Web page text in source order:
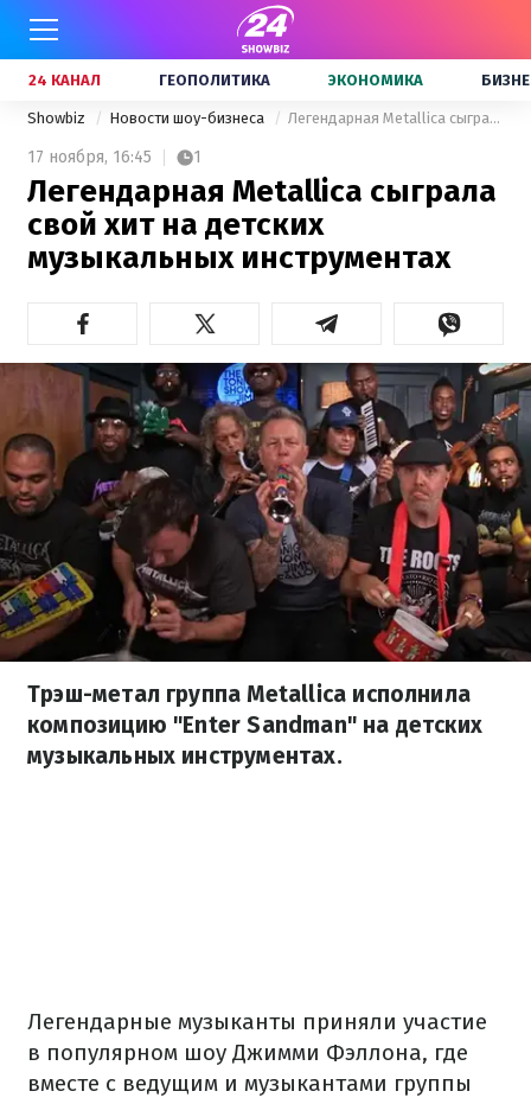
24 КАНАЛ ГЕОПОЛИТИКА ЭКОНОМИКА
Showbiz Новости шоу-бизнеса Легендарная Metallica сыграла свой хит на детских музыкальных инструментах
17 ноября, 16:45 1
Легендарная Metallica сыграла
свой хит на детских
музыкальных инструментах
Трэш-метал группа Metallica исполнила
композицию "Enter Sandman" на детских
музыкальных инструментах.
Легендарные музыканты приняли участие
в популярном шоу Джимми Фэллона, где
вместе с ведущим и музыкантами группы